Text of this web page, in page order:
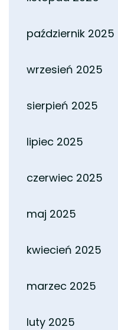
październik 2025
wrzesień 2025
sierpień 2025
lipiec 2025
czerwiec 2025
maj 2025
kwiecień 2025
marzec 2025
luty 2025